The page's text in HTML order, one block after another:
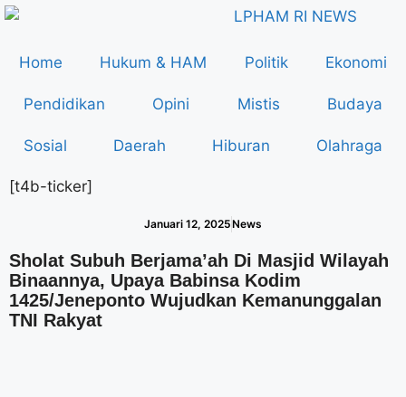
Home Hukum & HAM Politik Ekonomi
Pendidikan Opini Mistis Budaya
Sosial Daerah Hiburan Olahraga
[t4b-ticker]
Januari 12, 2025News
Sholat Subuh Berjama’ah Di Masjid Wilayah
Binaannya, Upaya Babinsa Kodim
1425/Jeneponto Wujudkan Kemanunggalan
TNI Rakyat